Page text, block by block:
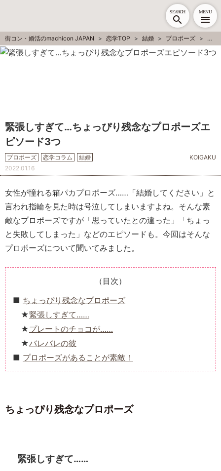
SEARCH MENU
街コン・婚活のmachicon JAPAN 恋学TOP 結婚 プロポーズ 緊張
緊張しすぎて…ちょっぴり残念なプロポーズエ
ピソード3つ
プロポーズ 恋学コラム 結婚
KOIGAKU
2022.01.16
女性が憧れる箱パカプロポーズ……「結婚してください」と
言われ指輪を見た時は号泣してしまいますよね。そんな素
敵なプロポーズですが「思っていたとの違った」「ちょっ
と失敗してしまった」などのエピソードも。今回はそんな
プロポーズについて聞いてみました。
（目次）
ちょっぴり残念なプロポーズ
緊張しすぎて……
プレートのチョコが……
バレバレの彼
プロポーズがあることが素敵！
ちょっぴり残念なプロポーズ
緊張しすぎて……